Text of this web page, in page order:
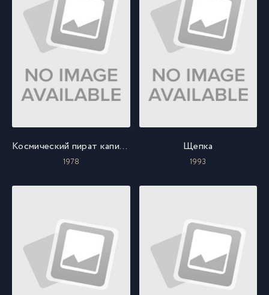
Космический пират капитан Харлок
1978
Щепка
1993